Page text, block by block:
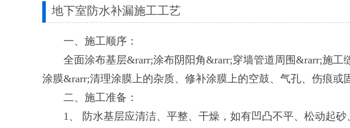
地下室防水补漏施工工艺
一、施工顺序：
全面涂布基层&rarr;涂布阴阳角&rarr;穿墙管道周围&rarr;施工
涂膜&rarr;清理涂膜上的杂质、修补涂膜上的空鼓、气孔、伤痕或
二、施工准备：
1、 防水基层应清洁、平整、干燥，如有凹凸不平、松动起砂